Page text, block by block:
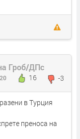
Гроб/ДПс
16 -3
в Турция
преноса на